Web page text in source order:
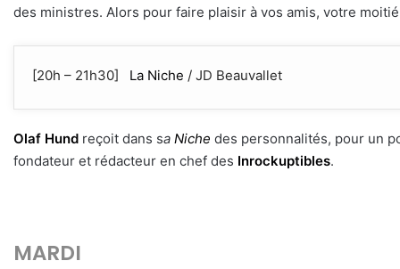
des ministres. Alors pour faire plaisir à vos amis, votre
[20h – 21h30] La Niche / JD Beauvallet
Olaf Hund reçoit dans sa Niche des personnalités, pour un
fondateur et rédacteur en chef des Inrockuptibles.
MARDI